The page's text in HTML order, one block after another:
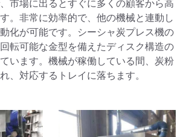
市場に出るとすぐに多くの顧客から高
。非常に効率的で、他の機械と連動し
化が可能です。シーシャ炭プレス機の
転可能な金型を備えたディスク構造の
います。機械が稼働している間、炭粉
、対応するトレイに落ちます。